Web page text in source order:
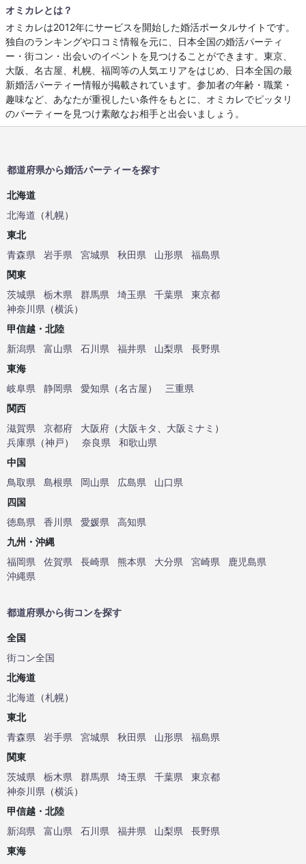
オミカレとは？
オミカレは2012年にサービスを開始した婚活ポータルサイトです。
独自のランキングや口コミ情報を元に、日本全国の婚活パーティ
ー・街コン・出会いのイベントを見つけることができます。東京、
大阪、名古屋、札幌、福岡等の人気エリアをはじめ、日本全国の最
新婚活パーティー情報が掲載されています。参加者の年齢・職業・
趣味など、あなたが重視したい条件をもとに、オミカレでピッタリ
のパーティーを見つけ素敵なお相手と出会いましょう。
都道府県から婚活パーティーを探す
北海道
北海道 （札幌）
東北
青森県
岩手県 宮城県 秋田県 山形県
福島県
関東
茨城県
栃木県 群馬県 埼玉県 千葉県
東京都
神奈川県 （横浜）
甲信越・北陸
新潟県
富山県 石川県 福井県 山梨県
長野県
東海
岐阜県
静岡県 愛知県 （名古屋）
三重県
関西
滋賀県
京都府 大阪府 （大阪キタ 大阪ミナミ ）
兵庫県 （神戸） 奈良県
和歌山県
中国
鳥取県
島根県 岡山県 広島県
山口県
四国
徳島県
香川県 愛媛県
高知県
九州・沖縄
福岡県
佐賀県 長崎県 熊本県 大分県 宮崎県
鹿児島県
沖縄県
都道府県から街コンを探す
全国
街コン全国
北海道
北海道 （札幌）
東北
青森県
岩手県 宮城県 秋田県 山形県
福島県
関東
茨城県
栃木県 群馬県 埼玉県 千葉県
東京都
神奈川県 （横浜）
甲信越・北陸
新潟県
富山県 石川県 福井県 山梨県
長野県
東海